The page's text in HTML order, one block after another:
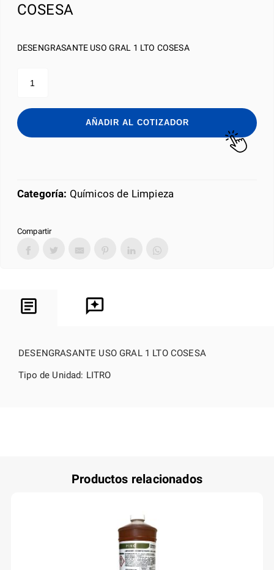
COSESA
DESENGRASANTE USO GRAL 1 LTO COSESA
USO
LTO
COSESA
cantidad
AÑADIR AL COTIZADOR
Categoría: Químicos de Limpieza
Compartir
DESENGRASANTE USO GRAL 1 LTO COSESA
Tipo de Unidad: LITRO
Productos relacionados